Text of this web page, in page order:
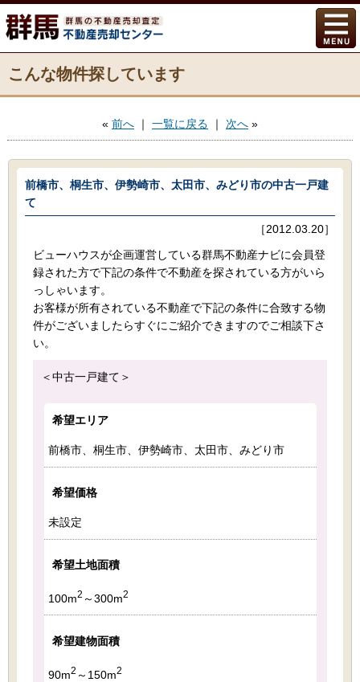
こんな物件探しています
« 前へ ｜ 一覧に戻る ｜ 次へ »
前橋市、桐生市、伊勢崎市、太田市、みどり市の中古一戸建
て
［2012.03.20］
ビューハウスが企画運営している群馬不動産ナビに会員登
録された方で下記の条件で不動産を探されている方がいら
っしゃいます。
お客様が所有されている不動産で下記の条件に合致する物
件がございましたらすぐにご紹介できますのでご相談下さ
い。
＜中古一戸建て＞
希望エリア
前橋市、桐生市、伊勢崎市、太田市、みどり市
希望価格
未設定
希望土地面積
100m2 ～300m2
希望建物面積
90m2 ～150m2